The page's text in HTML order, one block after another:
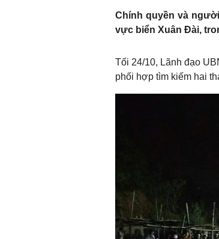
Chính quyền và
vực biển Xuân Đài,
Tối 24/10, Lãnh đạo
phối hợp tìm kiếm hai